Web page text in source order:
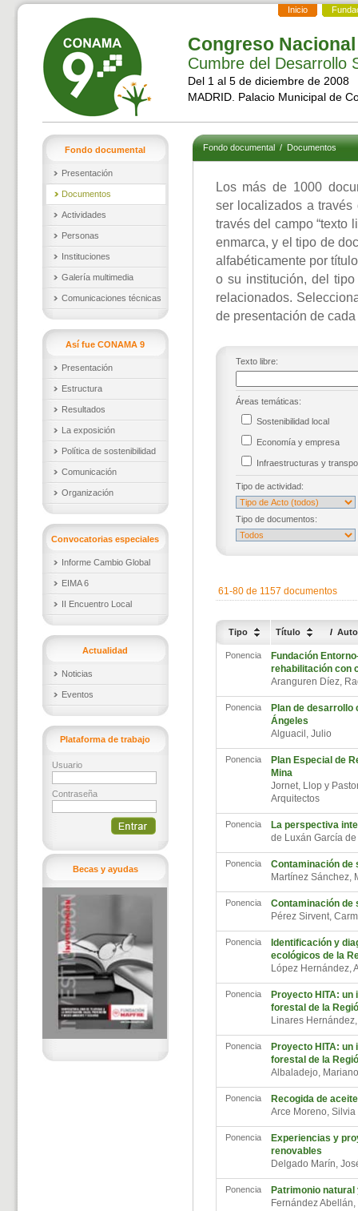
Inicio
Congreso
Cumbre del Desarrollo
Del 1 al 5 de diciembre de 2008
MADRID. Palacio Municipal de
Fondo documental
Presentación
Documentos
Actividades
Personas
Instituciones
Galería multimedia
Comunicaciones técnicas
Así fue CONAMA 9
Presentación
Estructura
Resultados
La exposición
Política de sostenibilidad
Comunicación
Organización
Convocatorias especiales
Informe Cambio Global
EIMA 6
II Encuentro Local
Actualidad
Noticias
Eventos
Plataforma de trabajo
Usuario
Contraseña
Becas y ayudas
Fondo documental/Documentos
Los más de 1000
ser localizados a
través del campo “texto
enmarca, y el tipo de
alfabéticamente por
o su institución, del
relacionados.
de presentación de
Texto libre:
Áreas temáticas:
Sostenibilidad local
Economía y empresa
Infraestructuras y
Tipo de actividad:
Tipo de documentos:
61-80 de 1157 documentos
Tipo Título /
Ponencia
Fundación
rehabilitación con
Aranguren Díez,
Ponencia
Plan de desarrollo
Ángeles
Alguacil, Julio
Ponencia
Plan Especial de
Mina
Jornet, Llop y
Arquitectos
Ponencia
La perspectiva
de Luxán García
Ponencia
Contaminación de
Martínez Sánchez,
Ponencia
Contaminación de
Pérez Sirvent,
Ponencia
Identificación y
ecológicos de la
López Hernández,
Ponencia
Proyecto HITA:
forestal de la
Linares
Ponencia
Proyecto HITA:
forestal de la
Albaladejo,
Ponencia
Recogida de
Arce Moreno,
Ponencia
Experiencias y
renovables
Delgado Marín,
Ponencia
Patrimonio
Fernández